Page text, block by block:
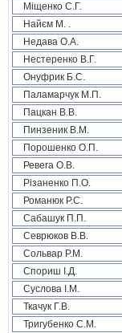
Міщенко С.Г.
Найєм М. .
Недава О.А.
Нестеренко В.Г.
Онуфрик Б.С.
Паламарчук М.П.
Пацкан В.В.
Пинзеник В.М.
Порошенко О.П.
Ревега О.В.
Різаненко П.О.
Романюк Р.С.
Сабашук П.П.
Севрюков В.В.
Сольвар Р.М.
Спориш І.Д.
Суслова І.М.
Ткачук Г.В.
Тригубенко С.М.